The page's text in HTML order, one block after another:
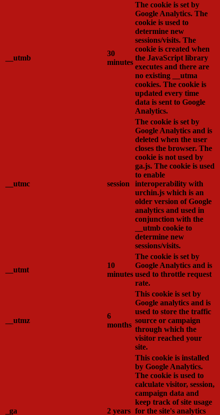
__utmb
30
minutes
The cookie is set by
Google Analytics. The
cookie is used to
determine new
sessions/visits. The
cookie is created when
the JavaScript library
executes and there are
no existing __utma
cookies. The cookie is
updated every time
data is sent to Google
Analytics.
__utmc session
The cookie is set by
Google Analytics and is
deleted when the user
closes the browser. The
cookie is not used by
ga.js. The cookie is used
to enable
interoperability with
urchin.js which is an
older version of Google
analytics and used in
conjunction with the
__utmb cookie to
determine new
sessions/visits.
__utmt
10
minutes
The cookie is set by
Google Analytics and is
used to throttle request
rate.
__utmz
6
months
This cookie is set by
Google analytics and is
used to store the traffic
source or campaign
through which the
visitor reached your
site.
_ga 2 years
This cookie is installed
by Google Analytics.
The cookie is used to
calculate visitor, session,
campaign data and
keep track of site usage
for the site's analytics